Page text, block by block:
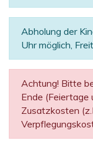
Abholung der
Uhr möglich,
Achtung! Bitte
Ende (Feiertage
Zusatzkosten